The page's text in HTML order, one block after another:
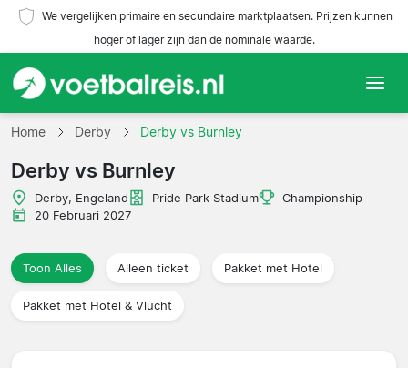
We vergelijken primaire en secundaire marktplaatsen. Prijzen kunnen
hoger of lager zijn dan de nominale waarde.
Home
Teams
Competities
Reisorganisaties
Home Derby Derby vs Burnley
Derby vs Burnley
Derby, Engeland Pride Park Stadium
Championship
20 Februari 2027
Toon Alles Alleen ticket Pakket met Hotel
Pakket met Hotel & Vlucht